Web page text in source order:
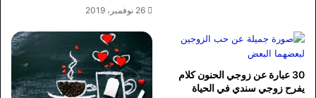
26 نوفمبر، 2019
30 عبارة عن زوجي الحنون كلام
يفرح زوجي سندي في الحياة